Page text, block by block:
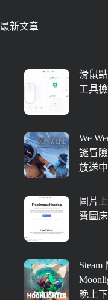
最新文章
滑鼠
工具
We
謎冒
放送中
圖片
費圖
Steam
晚上